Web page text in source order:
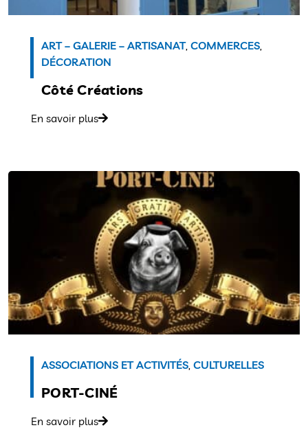
ART – GALERIE – ARTISANAT, COMMERCES
DÉCORATION
Côté Créations
En savoir plus
ASSOCIATIONS ET ACTIVITÉS, CULTURELLES
PORT-CINÉ
En savoir plus